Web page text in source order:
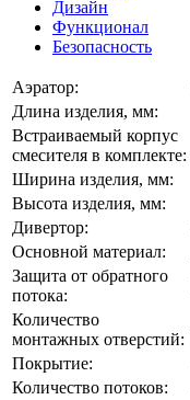
Дизайн
Функционал
Безопасность
Аэратор:
Длина изделия, мм:
Встраиваемый корпус
смесителя в комплекте:
Ширина изделия, мм:
Высота изделия, мм:
Дивертор:
Основной материал:
Защита от обратного
потока:
Количество
монтажных отверстий:
Покрытие:
Количество потоков: